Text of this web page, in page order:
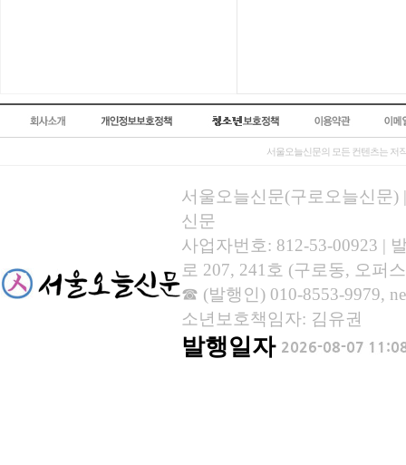
서울오늘신문의 모든 컨텐츠는 저
서울오늘신문(구로오늘신문)
신문
사업자번호: 812-53-00923 |
로 207, 241호 (구로동, 오퍼
☎ (발행인) 010-8553-9979,
소년보호책임자: 김유권
발행일자